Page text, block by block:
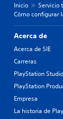
Inicio Servicio
Cómo configurar
Acerca de
Acerca de SIE
Carreras
PlayStation
PlayStation
Empresa
La historia de